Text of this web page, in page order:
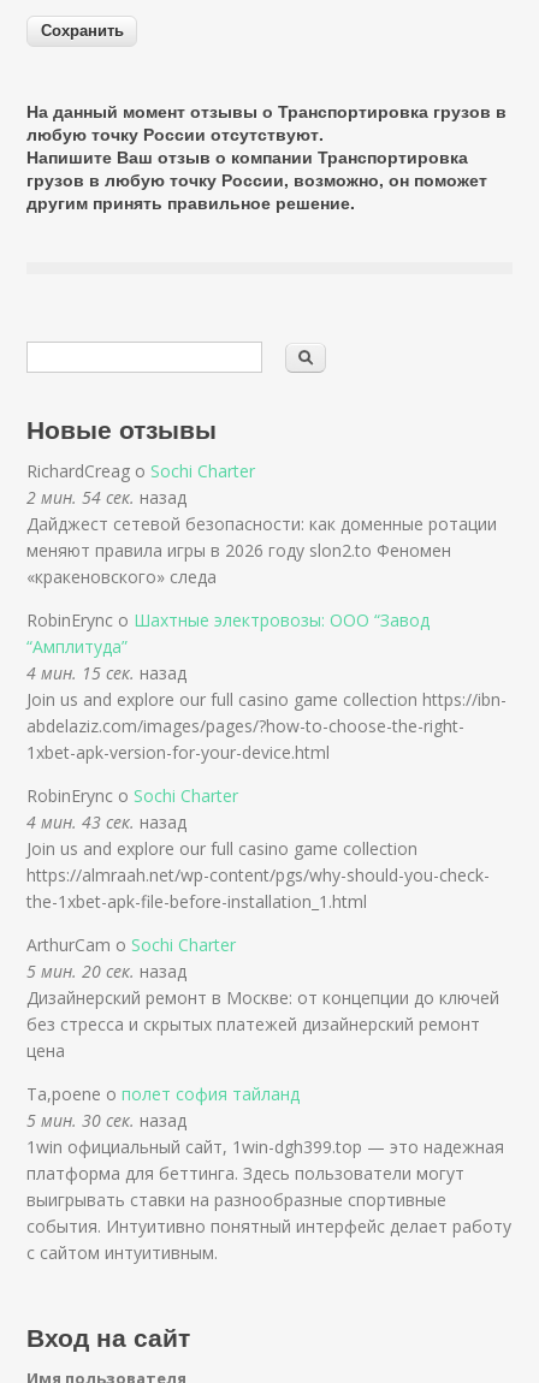
На данный момент отзывы о Транспортировка грузов в
любую точку России отсутствуют.
Напишите Ваш отзыв о компании Транспортировка
грузов в любую точку России, возможно, он поможет
другим принять правильное решение.
Новые отзывы
RichardCreag о Sochi Charter
2 мин. 54 сек. назад
Дайджест сетевой безопасности: как доменные ротации
меняют правила игры в 2026 году slon2.to Феномен
«кракеновского» следа
RobinErync о Шахтные электровозы: ООО “Завод
“Амплитуда”
4 мин. 15 сек. назад
Join us and explore our full casino game collection https://ibn-
abdelaziz.com/images/pages/?how-to-choose-the-right-
1xbet-apk-version-for-your-device.html
RobinErync о Sochi Charter
4 мин. 43 сек. назад
Join us and explore our full casino game collection
https://almraah.net/wp-content/pgs/why-should-you-check-
the-1xbet-apk-file-before-installation_1.html
ArthurCam о Sochi Charter
5 мин. 20 сек. назад
Дизайнерский ремонт в Москве: от концепции до ключей
без стресса и скрытых платежей дизайнерский ремонт
цена
Ta,poene ополет софия тайланд
5 мин. 30 сек. назад
1win официальный сайт, 1win-dgh399.top — это надежная
платформа для беттинга. Здесь пользователи могут
выигрывать ставки на разнообразные спортивные
события. Интуитивно понятный интерфейс делает работу
с сайтом интуитивным.
Вход на сайт